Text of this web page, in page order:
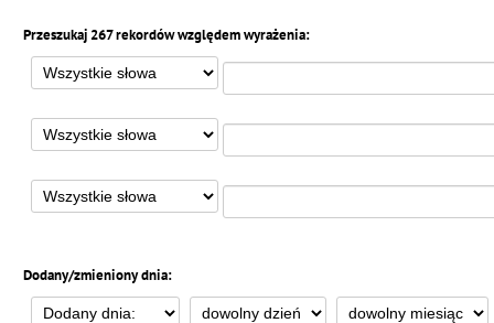
Przeszukaj 267 rekordów względem wyrażenia:
Dodany/zmieniony dnia: